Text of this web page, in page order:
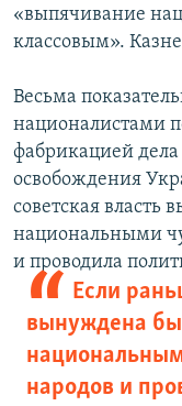
«выпячивание
классовым».
Весьма
националистами
фабрикацией
освобождения
советская власть
национальными
и проводила
Если
вынуждена
народов и